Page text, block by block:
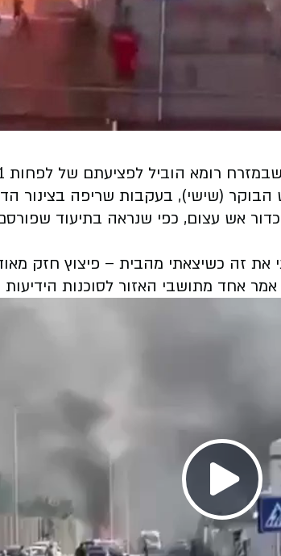
הבוקר (שישי), בעקבות שריפה בצינור
אש עצום, כפי שנראה בתיעוד
את זה כשיצאתי מהבית – פיצוץ חזק
אחד מתושבי האזור לסוכנות הידיעות